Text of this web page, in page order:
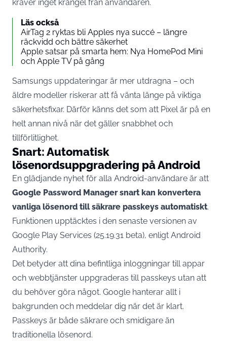
kräver inget krångel från användaren.
Läs också
AirTag 2 ryktas bli Apples nya succé – längre
räckvidd och bättre säkerhet
Apple satsar på smarta hem: Nya HomePod Mini
och Apple TV på gång
Samsungs uppdateringar är mer utdragna – och
äldre modeller riskerar att få vänta länge på viktiga
säkerhetsfixar. Därför känns det som att Pixel är på en
helt annan nivå när det gäller snabbhet och
tillförlitlighet.
Snart: Automatisk
lösenordsuppgradering på Android
En glädjande nyhet för alla Android-användare är att
Google Password Manager snart kan konvertera
vanliga lösenord till säkrare passkeys automatiskt.
Funktionen upptäcktes i den senaste versionen av
Google Play Services (25.19.31 beta), enligt Android
Authority.
Det betyder att dina befintliga inloggningar till appar
och webbtjänster uppgraderas till passkeys utan att
du behöver göra något. Google hanterar allt i
bakgrunden och meddelar dig när det är klart.
Passkeys är både säkrare och smidigare än
traditionella lösenord.